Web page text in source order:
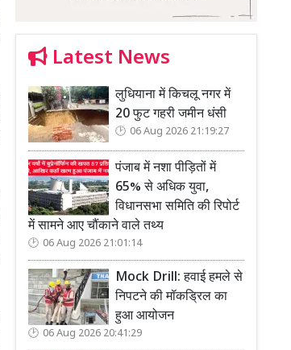
Latest News
लुधियाना में किचलू नगर में
20 फुट गहरी जमीन धंसी
06 Aug 2026 21:19:27
पंजाब में नशा पीड़ितों में
65% से अधिक युवा,
विधानसभा समिति की रिपोर्ट
में सामने आए चौंकाने वाले तथ्य
06 Aug 2026 21:01:14
Mock Drill: हवाई हमले से
निपटने की मॉकड्रिल का
हुआ आयोजन
06 Aug 2026 20:41:29